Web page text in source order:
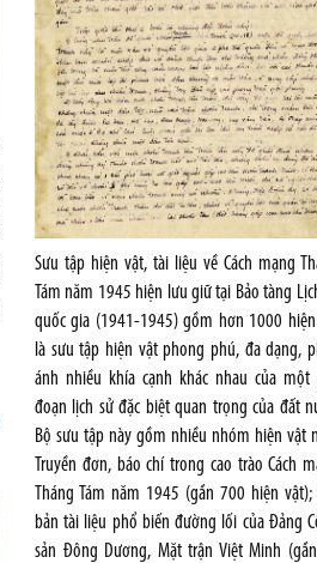
Sưu tập hiện vật, tài liệu về Cách mạng
Tám năm 1945 hiện lưu giữ tại Bảo tàng
quốc gia (1941-1945) gồm hơn 1000
là sưu tập hiện vật phong phú, đa dạng,
ánh nhiều khía cạnh khác nhau của một
đoạn lịch sử đặc biệt quan trọng của đất
Bộ sưu tập này gồm nhiều nhóm hiện vật
Truyền đơn, báo chí trong cao trào Cách
Tháng Tám năm 1945 (gần 700 hiện vật);
bản tài liệu phổ biến đường lối của Đảng
sản Đông Dương, Mặt trận Việt Minh